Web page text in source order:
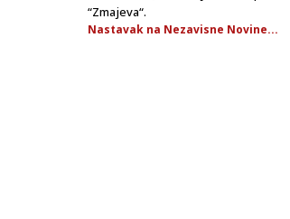
“Zmajeva“.
Nastavak na Nezavisne Novine...